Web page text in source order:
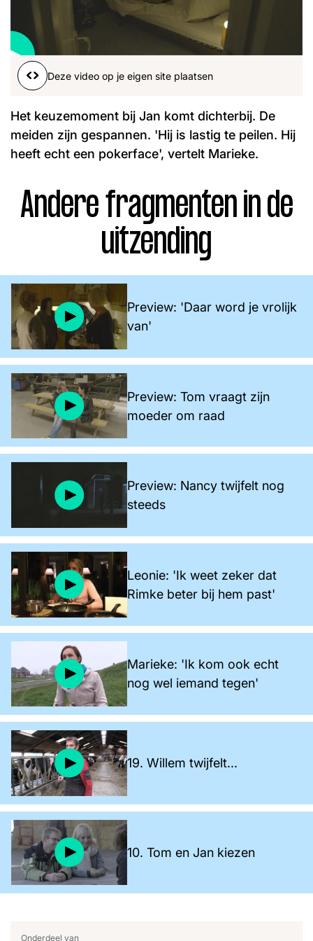
Word lid
John Julius Martijn
Nieuwsbrief
Uitzendingen
Deze video op je eigen site plaatsen
Het keuzemoment bij Jan komt dichterbij. De
meiden zijn gespannen. 'Hij is lastig te peilen. Hij
heeft echt een pokerface', vertelt Marieke.
Andere fragmenten in de
uitzending
Preview: 'Daar word je vrolijk
van'
Preview: Tom vraagt zijn
moeder om raad
Preview: Nancy twijfelt nog
steeds
Leonie: 'Ik weet zeker dat
Rimke beter bij hem past'
Marieke: 'Ik kom ook echt
nog wel iemand tegen'
19. Willem twijfelt...
10. Tom en Jan kiezen
Onderdeel van